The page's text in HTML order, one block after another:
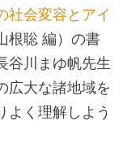
社会変容とアイ
根聡 編）の書
谷川まゆ帆先生
広大な諸地域を
よく理解しよう